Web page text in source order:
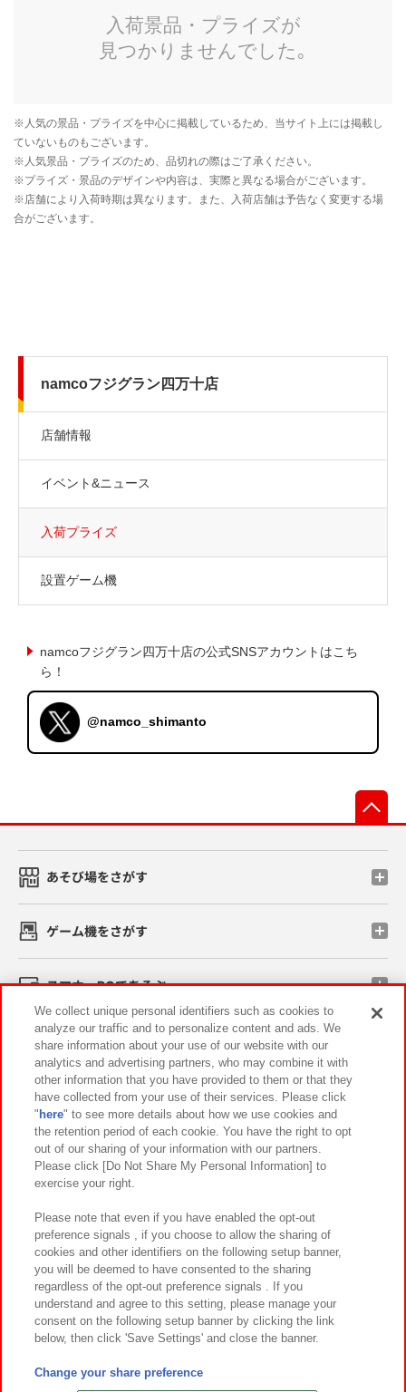
namcoフジグラン四万十店
店舗情報
イベント&ニュース
入荷プライズ
設置ゲーム機
namcoフジグラン四万十店の公式SNSアカウントはこち
ら！
@namco_shimanto
あそび場をさがす
ゲーム機をさがす
スマホ・PCであそぶ
イベント・キャンペーン
関連会社 サステナビリティ サイトポリシー
プライバシーポリシー ウェブアクセシビリティ方針と検証結果
お取引先さまとともに
カスタマーハラスメント対応方針 よくあるご質問・お問い合わせ
©Bandai Namco Amusement Inc.
©Bandai Namco Amusement Lab Inc.
We collect unique personal identifiers such as cookies to
analyze our traffic and to personalize content and ads. We
share information about your use of our website with our
analytics and advertising partners, who may combine it with
other information that you have provided to them or that they
have collected from your use of their services. Please click
" here" to see more details about how we use cookies and
the retention period of each cookie. You have the right to opt
out of our sharing of your information with our partners.
Please click [Do Not Share My Personal Information] to
exercise your right.
Please note that even if you have enabled the opt-out
preference signals , if you choose to allow the sharing of
cookies and other identifiers on the following setup banner,
you will be deemed to have consented to the sharing
regardless of the opt-out preference signals . If you
understand and agree to this setting, please manage your
consent on the following setup banner by clicking the link
below, then click 'Save Settings' and close the banner.
Change your share preference